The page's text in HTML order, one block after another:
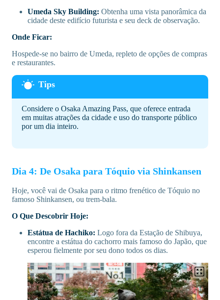
Umeda Sky Building: Obtenha uma vista panorâmica da
cidade deste edifício futurista e seu deck de observação.
Onde Ficar:
Hospede-se no bairro de Umeda, repleto de opções de compras
e restaurantes.
Considere o Osaka Amazing Pass, que oferece entrada
em muitas atrações da cidade e uso do transporte público
por um dia inteiro.
Dia 4: De Osaka para Tóquio via Shinkansen
Hoje, você vai de Osaka para o ritmo frenético de Tóquio no
famoso Shinkansen, ou trem-bala.
O Que Descobrir Hoje:
Estátua de Hachiko: Logo fora da Estação de Shibuya,
encontre a estátua do cachorro mais famoso do Japão, que
esperou fielmente por seu dono todos os dias.